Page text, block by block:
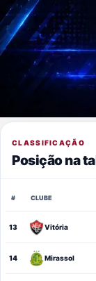
CLASSIFICAÇÃO
Posição na
# CLUBE
13 Vitória
14 Mirassol